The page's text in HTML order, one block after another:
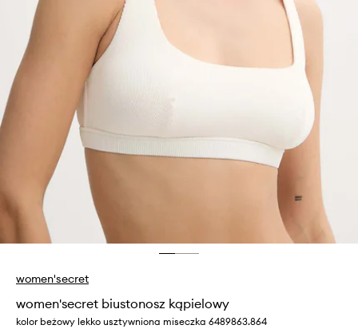
women'secret
women'secret biustonosz kąpielowy
kolor beżowy lekko usztywniona miseczka 6489863.864